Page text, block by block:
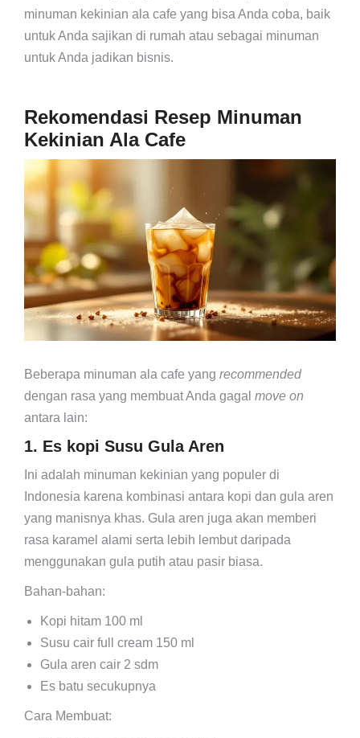
minuman kekinian ala cafe yang bisa Anda coba, baik
untuk Anda sajikan di rumah atau sebagai minuman
untuk Anda jadikan bisnis.
Rekomendasi Resep Minuman
Kekinian Ala Cafe
Beberapa minuman ala cafe yang recommended
dengan rasa yang membuat Anda gagal move on
antara lain:
1. Es kopi Susu Gula Aren
Ini adalah minuman kekinian yang populer di
Indonesia karena kombinasi antara kopi dan gula aren
yang manisnya khas. Gula aren juga akan memberi
rasa karamel alami serta lebih lembut daripada
menggunakan gula putih atau pasir biasa.
Bahan-bahan:
Kopi hitam 100 ml
Susu cair full cream 150 ml
Gula aren cair 2 sdm
Es batu secukupnya
Cara Membuat: